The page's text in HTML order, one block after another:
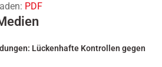
PDF
Lückenhafte Kontrollen gegen